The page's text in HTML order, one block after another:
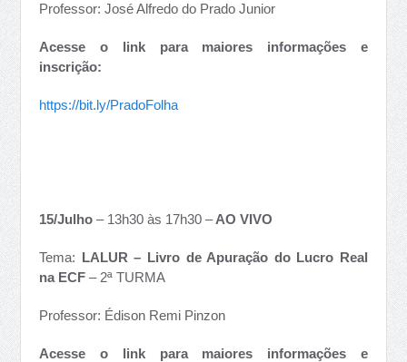
Professor: José Alfredo do Prado Junior
Acesse o link para maiores informações e
inscrição:
https://bit.ly/PradoFolha
15/Julho– 13h30 às 17h30 –AO VIVO
Tema: LALUR – Livro de Apuração do Lucro Real
na ECF– 2ª TURMA
Professor: Édison Remi Pinzon
Acesse o link para maiores informações e